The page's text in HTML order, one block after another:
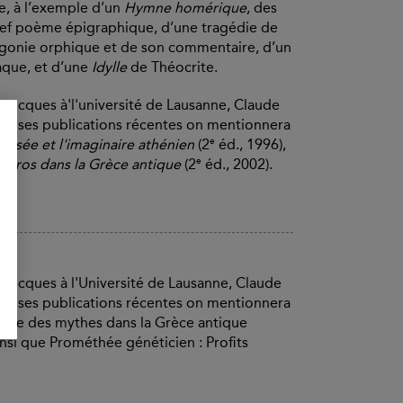
l’exemple d’un Hymne homérique, des
poème épigraphique, d’une tragédie de
orphique et de son commentaire, d’un
et d’une Idyllede Théocrite.
à'l'université de Lausanne, Claude
ses publications récentes on mentionnera
Thésée et l'imaginaire athénien (2e éd., 1996),
L'Eros dans la Grèce antique (2e éd., 2002).
à l'Université de Lausanne, Claude
ses publications récentes on mentionnera
des mythes dans la Grèce antique
que Prométhée généticien : Profits